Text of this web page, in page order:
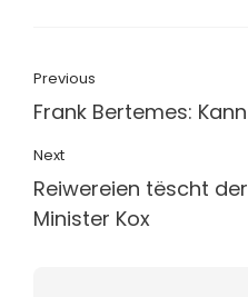
Previous
Frank Bertemes:
Next
Reiwereien tëscht
Minister Kox